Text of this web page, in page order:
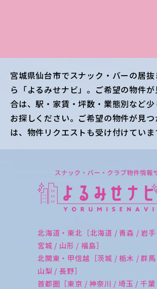
宮城県仙台市でスナック・バーの居
ら「よるみせナビ」。ご希望の物件
合は、駅・家賃・坪数・業態別など
お探しください。ご希望の物件が見
は、物件リクエストも受け付けていま
北海道・東北［北海道 / 青森 / 岩
宮城 / 山形 / 福島］
北関東・甲信越［茨城 / 栃木 / 群
山梨 / 長野］
首都圏［東京 / 神奈川 / 埼玉 / 千葉